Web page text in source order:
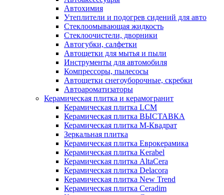
Автохимия
Утеплители и подогрев сидений для авто
Стеклоомывающая жидкость
Стеклоочистели, дворники
Автогубки, салфетки
Автощетки для мытья и пыли
Инструменты для автомобиля
Компрессоры, пылесосы
Автощетки снегоуборочные, скребки
Автоароматизаторы
Керамическая плитка и керамогранит
Керамическая плитка LCM
Керамическая плитка ВЫСТАВКА
Керамическая плитка М-Квадрат
Зеркальная плитка
Керамическая плитка Еврокерамика
Керамическая плитка Kerabel
Керамическая плитка AltaCera
Керамическая плитка Delacora
Керамическая плитка New Trend
Керамическая плитка Ceradim